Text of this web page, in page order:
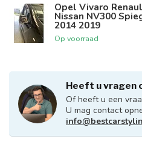
Opel Vivaro
Nissan NV300
2014 2019
Op voorraad
Heeft u vragen
Of heeft u een
U mag contact